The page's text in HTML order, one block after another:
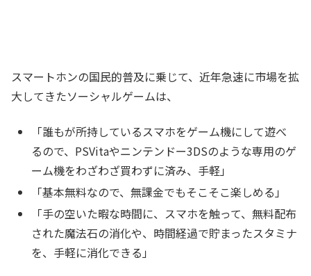
スマートホンの国民的普及に乗じて、近年急速に市場を拡
大してきたソーシャルゲームは、
「誰もが所持しているスマホをゲーム機にして遊べ
るので、PSVitaやニンテンドー3DSのような専用のゲ
ーム機をわざわざ買わずに済み、手軽」
「基本無料なので、無課金でもそこそこ楽しめる」
「手の空いた暇な時間に、スマホを触って、無料配布
された魔法石の消化や、時間経過で貯まったスタミナ
を、手軽に消化できる」